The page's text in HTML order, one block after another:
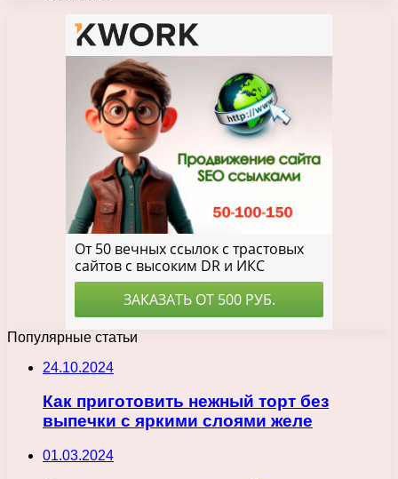
Популярные статьи
24.10.2024
Как приготовить нежный торт без
выпечки с яркими слоями желе
01.03.2024